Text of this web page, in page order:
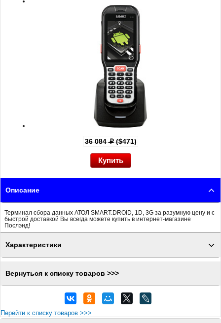
36 084p($471)
Описание
Терминал сбора данных АТОЛ SMART.DROID, 1D, 3G за разумную цену и с
быстрой доставкой Вы всегда можете купить в интернет-магазине
Послэнд!
Характеристики
Вернуться к списку товаров >>>
Перейти к списку товаров >>>